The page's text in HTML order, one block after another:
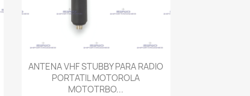
Vista rápida
ANTENA VHF STUBBY PARA RADIO
PORTATIL MOTOROLA
MOTOTRBO...